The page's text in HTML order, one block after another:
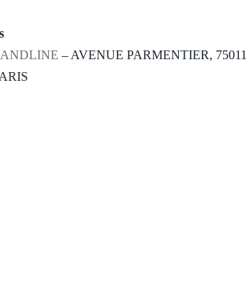
– AVENUE PARMENTIER, 75011